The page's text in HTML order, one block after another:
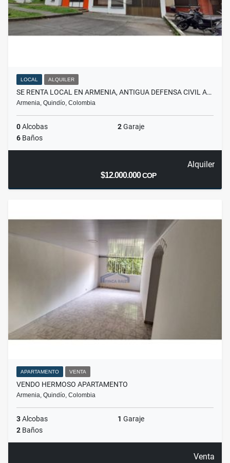
LOCAL ALQUILER
SE RENTA LOCAL EN ARMENIA, ANTIGUA DEFENSA CIVIL A…
Armenia, Quindío, Colombia
0Alcobas 2Garaje
6 Baños
Alquiler
$12.000.000COP
APARTAMENTO VENTA
VENDO HERMOSO APARTAMENTO
Armenia, Quindío, Colombia
3Alcobas 1 Garaje
2 Baños
Venta